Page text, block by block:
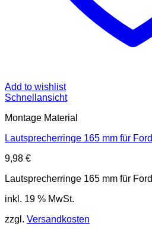
Add to wishlist
Schnellansicht
Montage Material
Lautsprecherringe 165 mm für Ford
9,98 €
Lautsprecherringe 165 mm für Ford
inkl. 19 % MwSt.
zzgl. Versandkosten